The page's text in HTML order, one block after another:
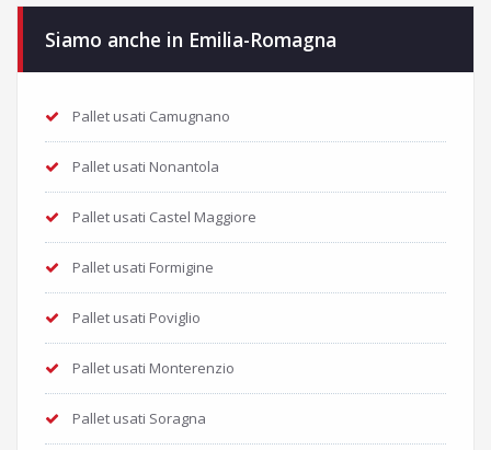
Siamo anche in Emilia-Romagna
Pallet usati Camugnano
Pallet usati Nonantola
Pallet usati Castel Maggiore
Pallet usati Formigine
Pallet usati Poviglio
Pallet usati Monterenzio
Pallet usati Soragna